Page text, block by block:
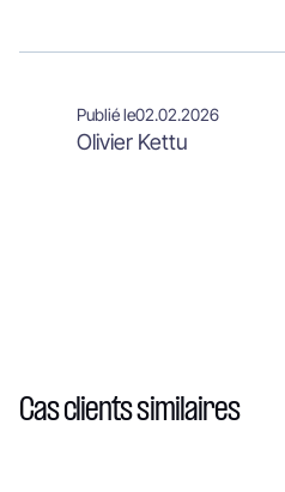
Publié le02.02.2026
Olivier Kettu
Cas clients similaires